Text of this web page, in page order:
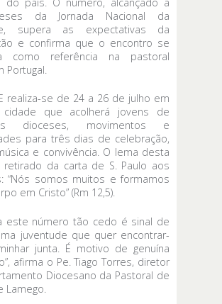
da Jornada Nacional da
supera as expectativas da
e confirma que o encontro se
como referência na pastoral
Portugal.
realiza-se de 24 a 26 de julho em
cidade que acolherá jovens de
dioceses, movimentos e
para três dias de celebração,
e convivência. O lema desta
retirado da carta de S. Paulo aos
“Nós somos muitos e formamos
em Cristo” (Rm 12,5).
este número tão cedo é sinal de
juventude que quer encontrar-
junta. É motivo de genuína
afirma o Pe. Tiago Torres, diretor
Diocesano da Pastoral de
Lamego.